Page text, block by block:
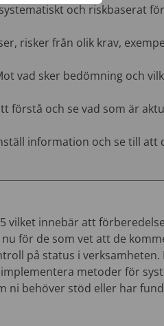
och riskbaserat
risker från olik krav,
vad sker bedömning och
förstå och se vad som är
information och se till att
vilket innebär att
för de som vet att de
på status i verksamheten.
metoder för
ni behöver stöd eller har